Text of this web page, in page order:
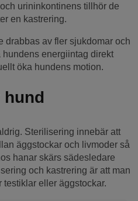
urininkontinens tillhör de
en kastrering.
drabbas av fler sjukdomar och
hundens energiintag direkt
öka hundens motion.
Sterilisering innebär att
äggstockar och livmoder så
hanar skärs sädesledare
och kastrering är att man
eller äggstockar.